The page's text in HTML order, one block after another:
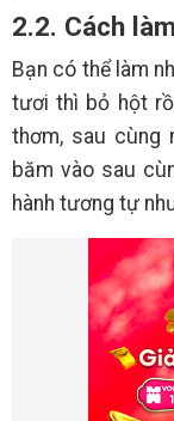
2.2. Cách làm
Bạn có thể làm
tươi thì bỏ hột
thơm, sau cùng
băm vào sau
hành tương tự